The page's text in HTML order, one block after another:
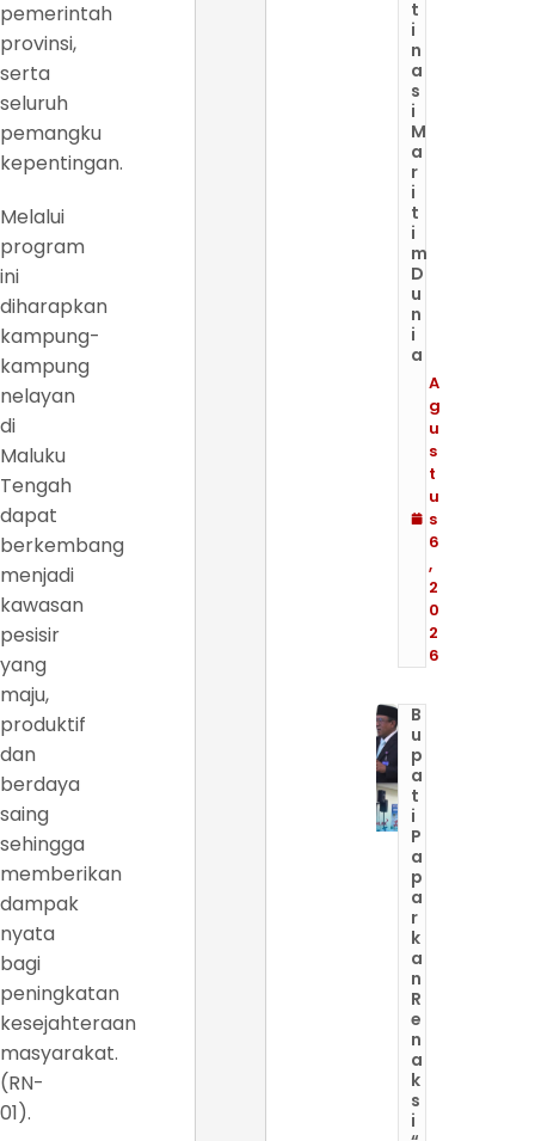
pemerintah
provinsi,
serta
seluruh
pemangku
kepentingan.
Melalui
program
ini
diharapkan
kampung-
kampung
nelayan
di
Maluku
Tengah
dapat
berkembang
menjadi
kawasan
pesisir
yang
maju,
produktif
dan
berdaya
saing
sehingga
memberikan
dampak
nyata
bagi
peningkatan
kesejahteraan
masyarakat.
(RN-
01).
t
i
n
a
s
i
M
a
r
i
t
i
m
D
u
n
i
a
A
g
u
s
t
u
s
6
,
2
0
2
6
B
u
p
a
t
i
P
a
p
a
r
k
a
n
R
e
n
a
k
s
i